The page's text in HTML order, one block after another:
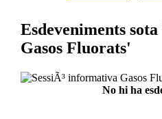
Esdeveniments
Gasos Fluorats'
No hi ha